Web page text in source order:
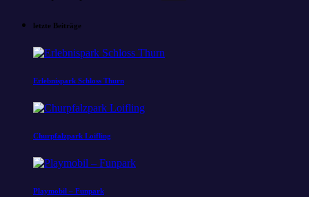
letzte Beiträge
Erlebnispark Schloss Thurn
Churpfalzpark Loifling
Playmobil – Funpark